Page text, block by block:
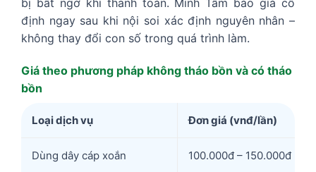
bị bất ngờ khi thanh toán. Minh Tâm báo giá cố
định ngay sau khi nội soi xác định nguyên nhân –
không thay đổi con số trong quá trình làm.
Giá theo phương pháp không tháo bồn và có tháo
bồn
Loại dịch vụ Đơn giá (vnđ/lần)
Dùng dây cáp xoắn 100.000đ – 150.000đ